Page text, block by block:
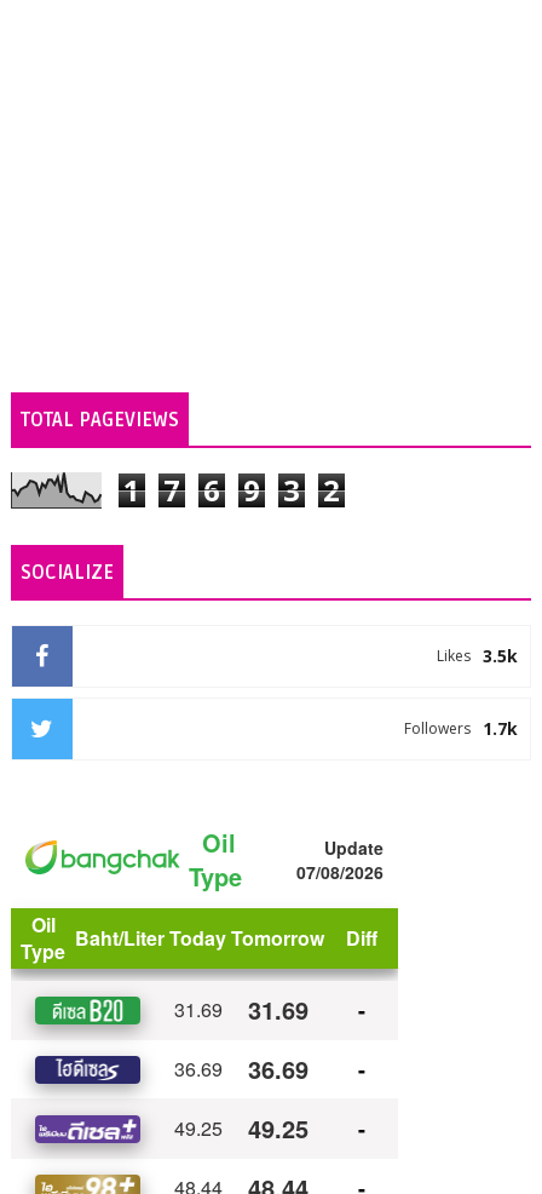
TOTAL PAGEVIEWS
1 7 6 9 3 2
SOCIALIZE
3.5k
Likes
1.7k
Followers